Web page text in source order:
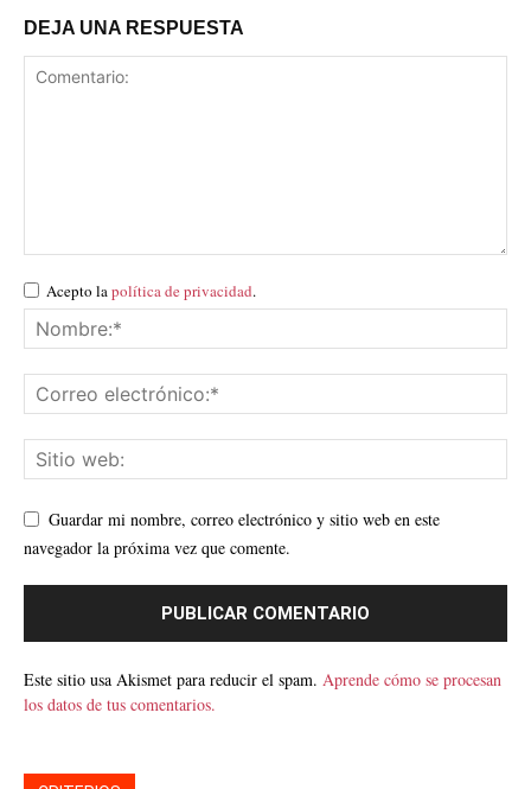
DEJA UNA RESPUESTA
Acepto lapolítica de privacidad.
Guardar mi nombre, correo electrónico y sitio web en este
navegador la próxima vez que comente.
Este sitio usa Akismet para reducir el spam. Aprende cómo se procesan
los datos de tus comentarios.